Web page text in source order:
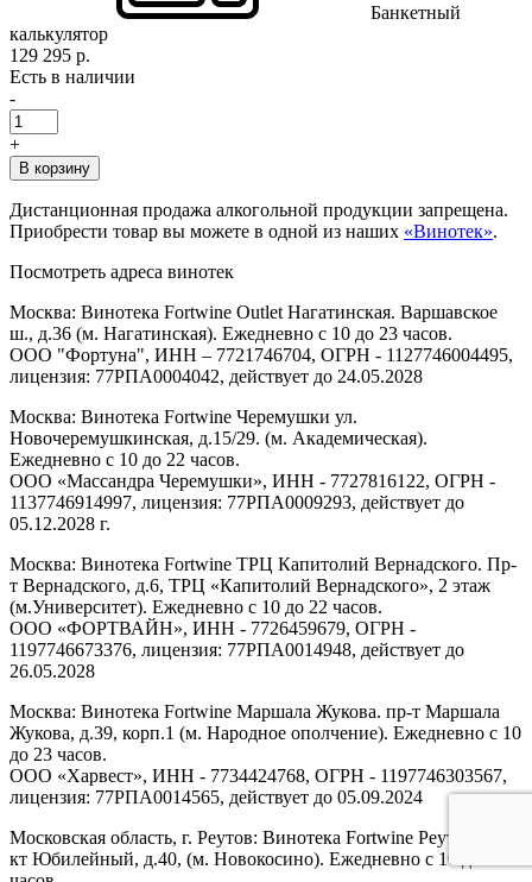
Банкетный
калькулятор
129 295 р.
Есть в наличии
-
+
В корзину
Дистанционная продажа алкогольной продукции запрещена.
Приобрести товар вы можете в одной из наших «Винотек».
Посмотреть адреса винотек
Москва: Винотека Fortwine Outlet Нагатинская. Варшавское
ш., д.36 (м. Нагатинская). Ежедневно с 10 до 23 часов.
ООО "Фортуна", ИНН – 7721746704, ОГРН - 1127746004495,
лицензия: 77РПА0004042, действует до 24.05.2028
Москва: Винотека Fortwine Черемушки ул.
Новочеремушкинская, д.15/29. (м. Академическая).
Ежедневно с 10 до 22 часов.
ООО «Массандра Черемушки», ИНН - 7727816122, ОГРН -
1137746914997, лицензия: 77РПА0009293, действует до
05.12.2028 г.
Москва: Винотека Fortwine ТРЦ Капитолий Вернадского. Пр-
т Вернадского, д.6, ТРЦ «Капитолий Вернадского», 2 этаж
(м.Университет). Ежедневно с 10 до 22 часов.
ООО «ФОРТВАЙН», ИНН - 7726459679, ОГРН -
1197746673376, лицензия: 77РПА0014948, действует до
26.05.2028
Москва: Винотека Fortwine Маршала Жукова. пр-т Маршала
Жукова, д.39, корп.1 (м. Народное ополчение). Ежедневно с 10
до 23 часов.
ООО «Харвест», ИНН - 7734424768, ОГРН - 1197746303567,
лицензия: 77РПА0014565, действует до 05.09.2024
Московская область, г. Реутов: Винотека Fortwine Реутов. пр-
кт Юбилейный, д.40, (м. Новокосино). Ежедневно с 10 до 22